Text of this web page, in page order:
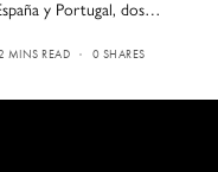
y Portugal, dos…
MINS READ 0 SHARES